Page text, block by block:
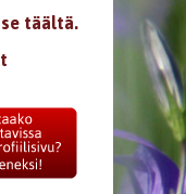
se täältä.